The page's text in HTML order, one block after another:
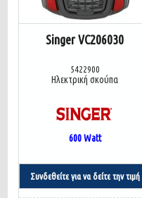
Singer VC206030
5422900
Ηλεκτρική σκούπα
600Watt
Συνδεθείτε για να δείτε την τιμή